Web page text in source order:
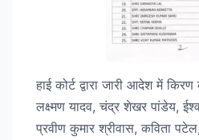
हाई कोर्ट द्वारा जारी आदेश में
लक्ष्मण यादव, चंद्र शेखर पांडेय,
प्रवीण कुमार श्रीवास, कविता